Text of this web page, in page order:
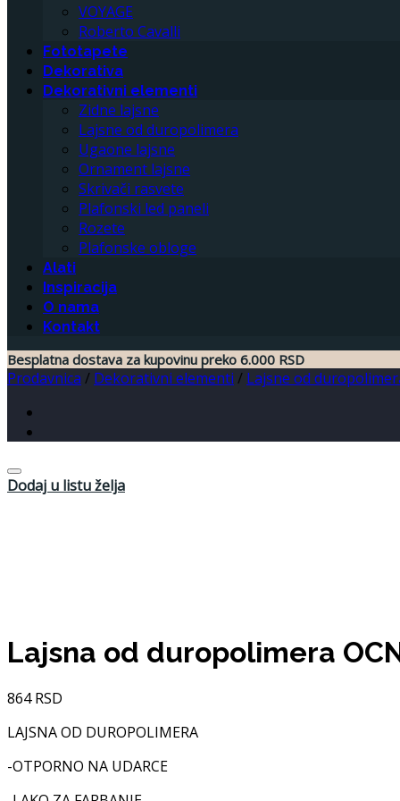
VOYAGE
Roberto Cavalli
Fototapete
Dekorativa
Dekorativni elementi
Zidne lajsne
Lajsne od duropolimera
Ugaone lajsne
Ornament lajsne
Skrivači rasvete
Plafonski led paneli
Rozete
Plafonske obloge
Alati
Inspiracija
O nama
Kontakt
Besplatna dostava za kupovinu preko 6.000 RSD
Prodavnica / Dekorativni elementi / Lajsne od
Dodaj u listu želja
Lajsna od duropolimera
864RSD
LAJSNA OD DUROPOLIMERA
-OTPORNO NA UDARCE